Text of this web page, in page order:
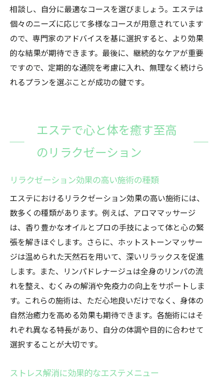
相談し、自分に最適なコースを選びましょう。エステは
個々のニーズに応じて多様なコースが用意されています
ので、専門家のアドバイスを基に選択すると、より効果
的な結果が期待できます。最後に、継続的なケアが重要
ですので、定期的な通院を考慮に入れ、無理なく続けら
れるプランを選ぶことが成功の鍵です。
エステで心と体を癒す至高
のリラクゼーション
リラクゼーション効果の高い施術の種類
エステにおけるリラクゼーション効果の高い施術には、
数多くの種類があります。例えば、アロママッサージ
は、香り豊かなオイルとプロの手技によって体と心の緊
張を解きほぐします。さらに、ホットストーンマッサー
ジは温められた天然石を用いて、深いリラックスを促進
します。また、リンパドレナージュは全身のリンパの流
れを整え、むくみの解消や免疫力の向上をサポートしま
す。これらの施術は、ただ心地良いだけでなく、身体の
自然治癒力を高める効果も期待できます。各施術にはそ
れぞれ異なる特長があり、自分の体調や目的に合わせて
選択することが大切です。
ストレス解消に効果的なエステメニュー